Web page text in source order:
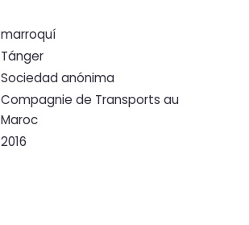
marroquí
Tánger
Sociedad anónima
Compagnie de Transports au
Maroc
2016